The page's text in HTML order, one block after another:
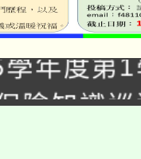
培育課程
年度第
選結果(
險知識